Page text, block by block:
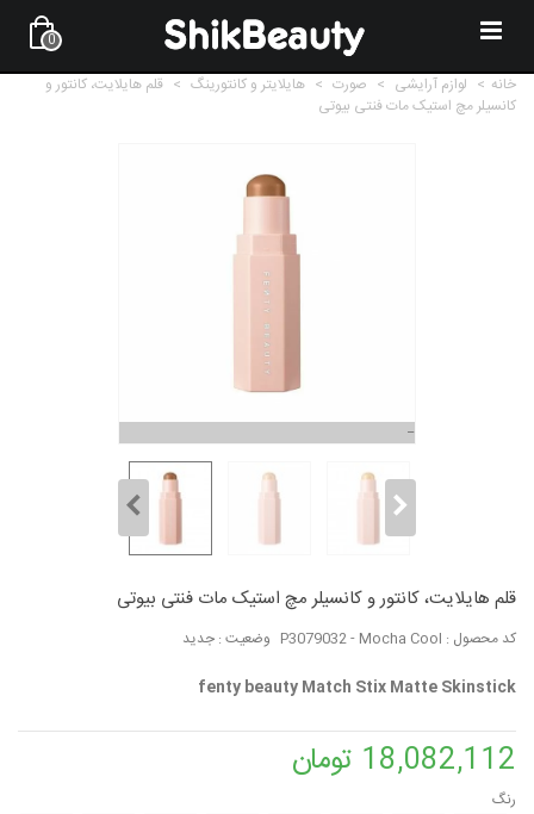
0
خانه > لوازم آرایشی > صورت > هایلایتر و کانتورینگ > قلم هایلایت، کانتور و
کانسیلر مچ استیک مات فنتی بیوتی
قلم هایلایت، کانتور و کانسیلر مچ استیک مات فنتی بیوتی
کد محصول : P3079032 - Mocha Cool وضعیت : جدید
fenty beauty Match Stix Matte Skinstick
18,082,112 تومان
رنگ